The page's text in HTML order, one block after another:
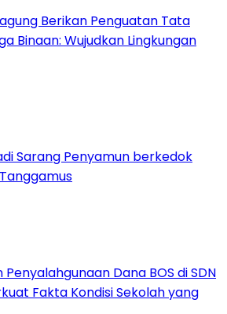
Berikan Penguatan Tata
Binaan: Wujudkan Lingkungan
Sarang Penyamun berkedok
Dana BOS di SDN
Fakta Kondisi Sekolah yang